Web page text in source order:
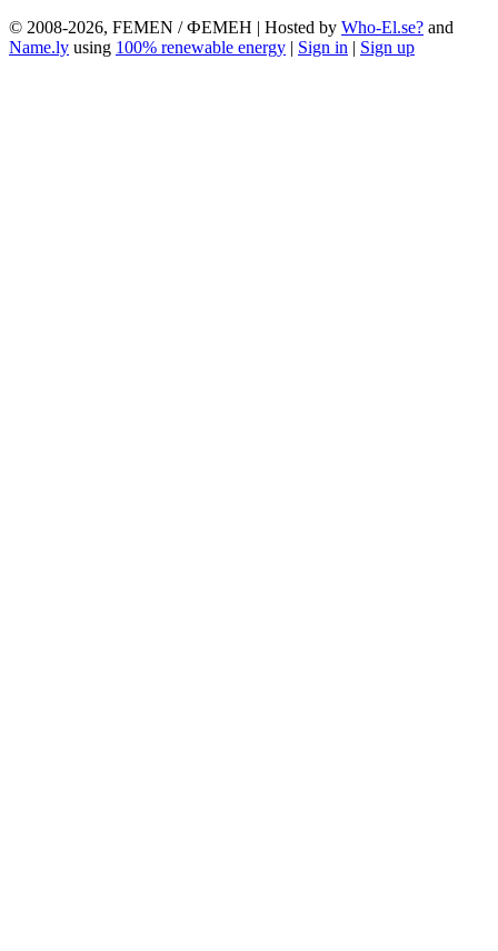
© 2008-2026, FEMEN / ФЕМЕН | Hosted by Who-El.se? and
Name.ly using 100% renewable energy | Sign in | Sign up